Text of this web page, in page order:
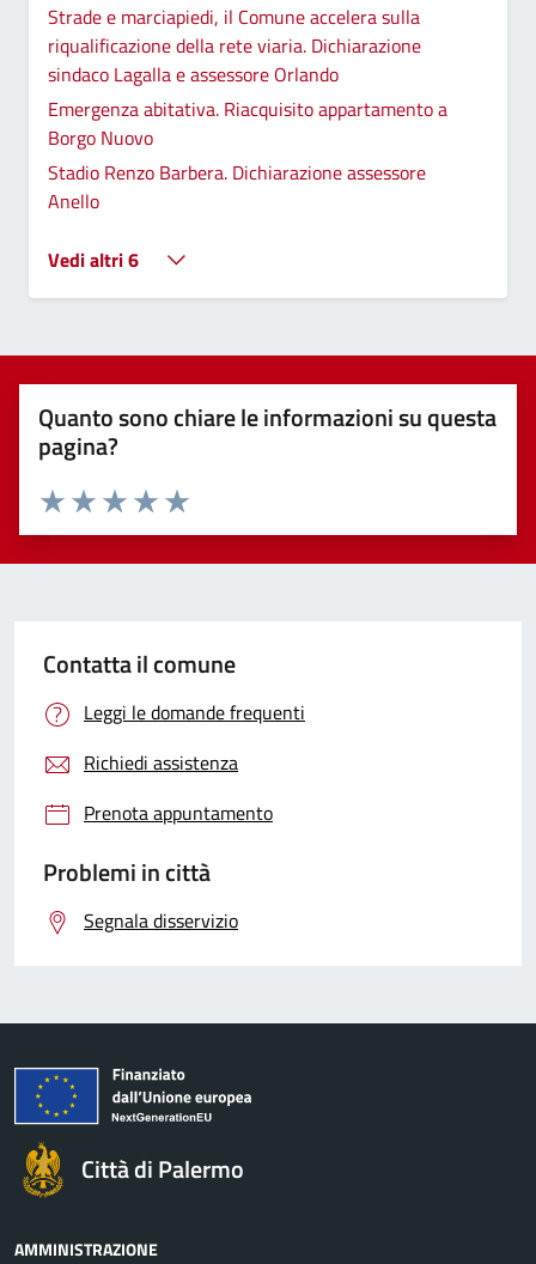
Strade e marciapiedi, il Comune accelera sulla
riqualificazione della rete viaria. Dichiarazione
sindaco Lagalla e assessore Orlando
Emergenza abitativa. Riacquisito appartamento a
Borgo Nuovo
Stadio Renzo Barbera. Dichiarazione assessore
Anello
Vedi altri 6
Quanto sono chiare le informazioni su questa
pagina?
Valuta 5 stelle su 5
Valuta 4 stelle su 5
Valuta 3 stelle su 5
Valuta 2 stelle su 5
Valuta 1 stelle su 5
Contatta il comune
Leggi le domande frequenti
Richiedi assistenza
Prenota appuntamento
Problemi in città
Segnala disservizio
Città di Palermo
AMMINISTRAZIONE